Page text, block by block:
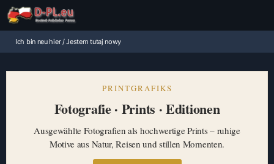
Ich bin neu hier / Jestem tutaj nowy
PRINTGRAFIKS
Fotografie · Prints · Editionen
Ausgewählte Fotografien als hochwertige Prints – ruhige
Motive aus Natur, Reisen und stillen Momenten.